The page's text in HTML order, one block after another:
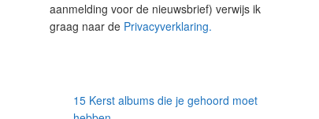
aanmelding voor de nieuwsbrief) verwijs ik
graag naar de Privacyverklaring.
15 Kerst albums die je gehoord moet